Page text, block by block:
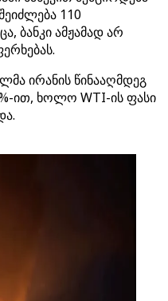
110
ბანკი ამჟამად არ
ირანის წინააღმდეგ
ით, ხოლო WTI-ის ფასი